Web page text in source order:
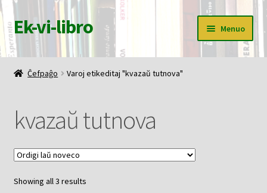
Pretersalti
al
navigado
Iri
rekte
al
la
enhavo
Ek-vi-libro Menuo
Ĉefpaĝo
Korbo
Mia konto
Pagi
Ĉefpaĝo Varoj etikeditaj "kvazaŭ tutnova"
kvazaŭ tutnova
Showing all 3 resultsSorted